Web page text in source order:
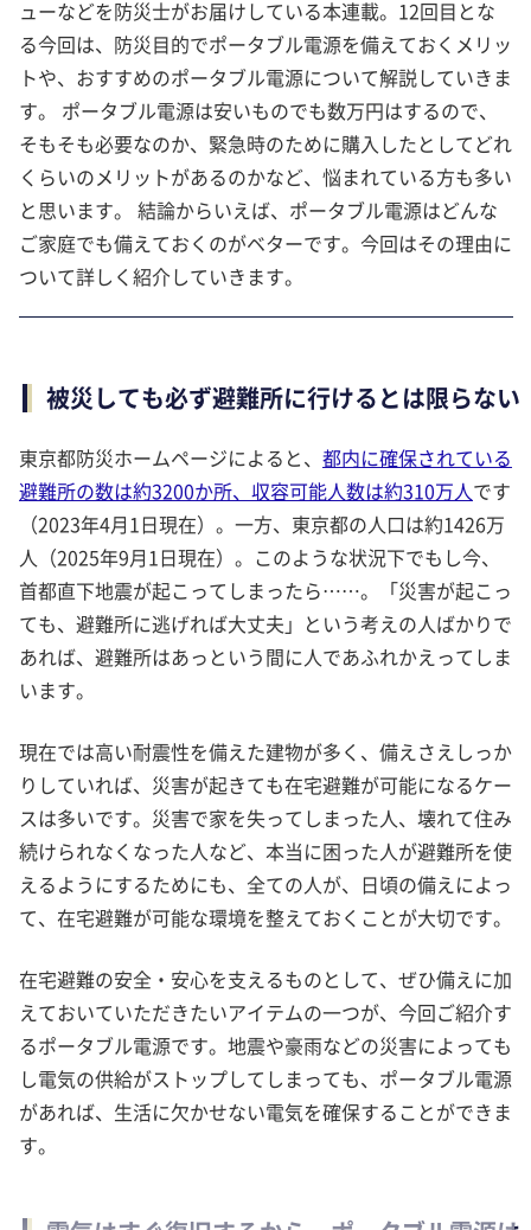
ューなどを防災士がお届けしている本連載。12回目とな
る今回は、防災目的でポータブル電源を備えておくメリッ
トや、おすすめのポータブル電源について解説していきま
す。 ポータブル電源は安いものでも数万円はするので、
そもそも必要なのか、緊急時のために購入したとしてどれ
くらいのメリットがあるのかなど、悩まれている方も多い
と思います。 結論からいえば、ポータブル電源はどんな
ご家庭でも備えておくのがベターです。今回はその理由に
ついて詳しく紹介していきます。
被災しても必ず避難所に行けるとは限らない
東京都防災ホームページによると、 都内に確保されている
避難所の数は約3200か所、収容可能人数は約310万人です
（2023年4月1日現在）。一方、東京都の人口は約1426万
人（2025年9月1日現在）。このような状況下でもし今、
首都直下地震が起こってしまったら……。「災害が起こっ
ても、避難所に逃げれば大丈夫」という考えの人ばかりで
あれば、避難所はあっという間に人であふれかえってしま
います。
現在では高い耐震性を備えた建物が多く、備えさえしっか
りしていれば、災害が起きても在宅避難が可能になるケー
スは多いです。災害で家を失ってしまった人、壊れて住み
続けられなくなった人など、本当に困った人が避難所を使
えるようにするためにも、全ての人が、日頃の備えによっ
て、在宅避難が可能な環境を整えておくことが大切です。
在宅避難の安全・安心を支えるものとして、ぜひ備えに加
えておいていただきたいアイテムの一つが、今回ご紹介す
るポータブル電源です。地震や豪雨などの災害によっても
し電気の供給がストップしてしまっても、ポータブル電源
があれば、生活に欠かせない電気を確保することができま
す。